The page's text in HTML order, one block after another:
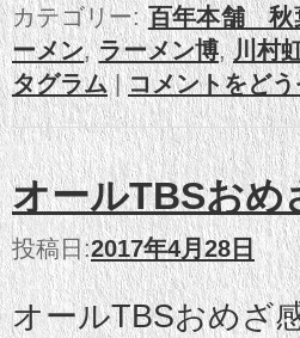
カテゴリー: 百年本舗 秋
ーメン,ラーメン博,川村
タグラム |コメントをどう
オールTBSおめ
投稿日:2017年4月28日
オールTBSおめざ